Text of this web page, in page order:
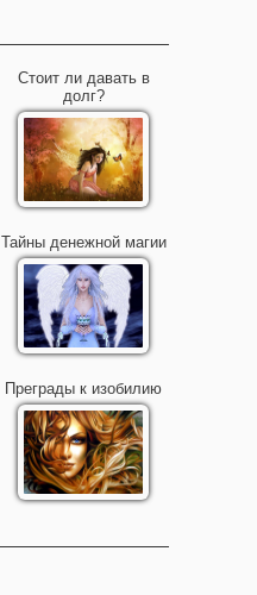
Стоит ли давать в
долг?
Тайны денежной магии
Преграды к изобилию